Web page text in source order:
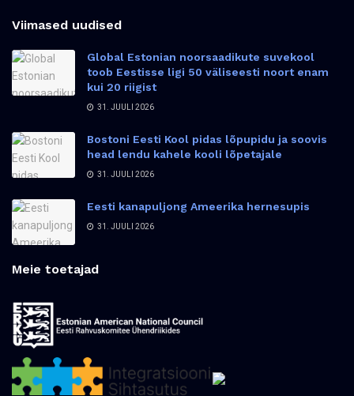
Viimased uudised
Global Estonian noorsaadikute suvekool
toob Eestisse ligi 50 väliseesti noort enam
kui 20 riigist
31. JUULI 2026
Bostoni Eesti Kool pidas lõpupidu ja soovis
head lendu kahele kooli lõpetajale
31. JUULI 2026
Eesti kanapuljong Ameerika hernesupis
31. JUULI 2026
Meie toetajad